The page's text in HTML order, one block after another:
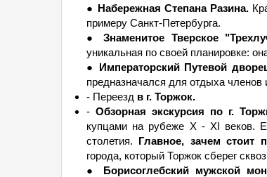
● Набережная Степана Разина.
примеру Санкт-Петербурга.
●Знаменитое Тверское
уникальная по своей планировке:
● Императорский Путевой
предназначался для отдыха членов
- Переезд в г. Торжок.
-Обзорная экскурсия по г.
купцами на рубеже X - XI веков.
столетия. Главное, зачем стоит
города, который Торжок сберег
● Борисоглебский мужской